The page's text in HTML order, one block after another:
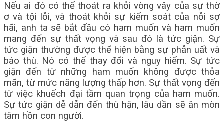
Nếu ai đó có thể thoát ra khỏi vòng vây của sự thờ
ơ và tội lỗi, và thoát khỏi sự kiểm soát của nỗi sợ
hãi, anh ta sẽ bắt đầu có ham muốn và ham muốn
mang đến sự thất vọng và sau đó là tức giận. Sự
tức giận thường được thể hiện bằng sự phẫn uất và
báo thù. Nó có thể thay đổi và nguy hiểm. Sự tức
giận đến từ những ham muốn không được thỏa
mãn, từ mức năng lượng thấp hơn. Sự thất vọng đến
từ việc khuếch đại tầm quan trọng của ham muốn.
Sự tức giận dễ dẫn đến thù hận, lâu dần sẽ ăn mòn
tâm hồn con người.